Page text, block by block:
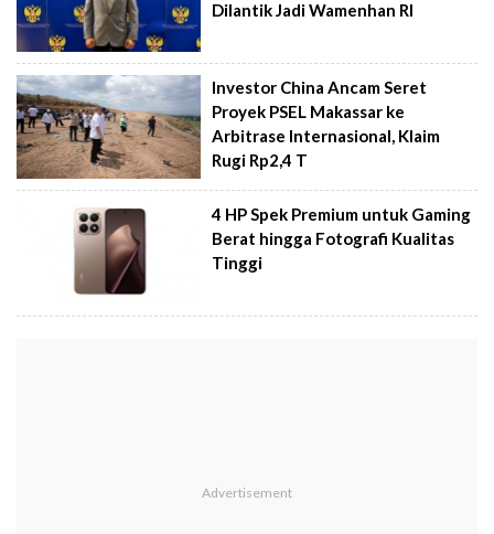
Dilantik Jadi Wamenhan RI
Investor China Ancam Seret
Proyek PSEL Makassar ke
Arbitrase Internasional, Klaim
Rugi Rp2,4 T
4 HP Spek Premium untuk Gaming
Berat hingga Fotografi Kualitas
Tinggi